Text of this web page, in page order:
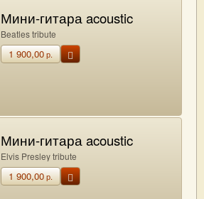
Мини-гитара acoustic
Beatles tribute
1 900,00р.
Мини-гитара acoustic
Elvis Presley tribute
1 900,00р.